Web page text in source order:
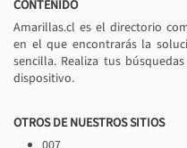
CONTENIDO
Amarillas.cl es el directorio
en el que encontrarás la
sencilla. Realiza tus
dispositivo.
OTROS DE NUESTROS SITIOS